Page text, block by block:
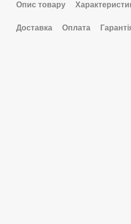
Опис товару
Доставка Оплата